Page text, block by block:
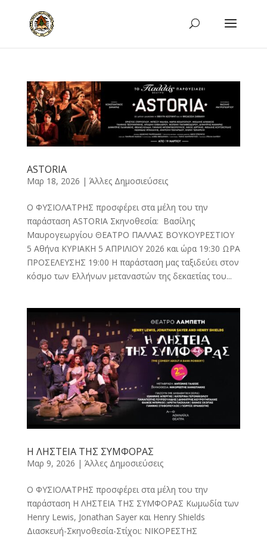
ASTORIA
Μαρ 18, 2026 | Άλλες Δημοσιεύσεις
Ο ΦΥΣΙΟΛΑΤΡΗΣ προσφέρει στα μέλη του την
παράσταση ASTORIA Σκηνοθεσία: Βασίλης
Μαυρογεωργίου ΘΕΑΤΡΟ ΠΑΛΛΑΣ ΒΟΥΚΟΥΡΕΣΤΙΟΥ
5 Αθήνα ΚΥΡΙΑΚΗ 5 ΑΠΡΙΛΙΟΥ 2026 και ώρα 19:30 ΩΡΑ
ΠΡΟΣΕΛΕΥΣΗΣ 19:00 Η παράσταση μας ταξιδεύει στον
κόσμο των Ελλήνων μεταναστών της δεκαετίας του...
Η ΛΗΣΤΕΙΑ ΤΗΣ ΣΥΜΦΟΡΑΣ
Μαρ 9, 2026 | Άλλες Δημοσιεύσεις
Ο ΦΥΣΙΟΛΑΤΡΗΣ προσφέρει στα μέλη του την
παράσταση Η ΛΗΣΤΕΙΑ ΤΗΣ ΣΥΜΦΟΡΑΣ Κωμωδία των
Henry Lewis, Jonathan Sayer και Henry Shields
Διασκευή-Σκηνοθεσία-Στίχοι: ΝΙΚΟΡΕΣΤΗΣ